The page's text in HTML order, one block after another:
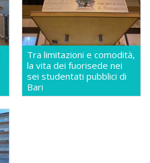
Tra limitazioni e comodità,
la vita dei fuorisede nei
sei studentati pubblici di
Bari